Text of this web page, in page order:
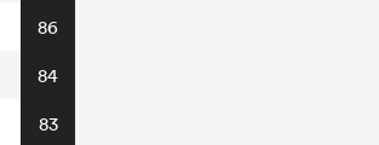
86
84
83